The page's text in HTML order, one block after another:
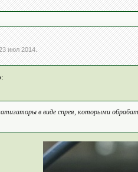
июл 2014.
в виде спрея, которыми